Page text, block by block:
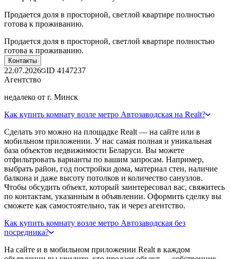
Продается доля в просторной, светлой квартире полностью
готова к проживанию.
Продается доля в просторной, светлой квартире полностью
готова к проживанию.
Контакты
22.07.2026 ID 4147237
Агентство
недалеко от г. Минск
Как купить комнату возле метро Автозаводская на Realt?
Сделать это можно на площадке Realt — на сайте или в
мобильном приложении. У нас самая полная и уникальная
база объектов недвижимости Беларуси. Вы можете
отфильтровать варианты по вашим запросам. Например,
выбрать район, год постройки дома, материал стен, наличие
балкона и даже высоту потолков и количество санузлов.
Чтобы обсудить объект, который заинтересовал вас, свяжитесь
по контактам, указанным в объявлении. Оформить сделку вы
сможете как самостоятельно, так и через агентство.
Как купить комнату возле метро Автозаводская без
посредника?
На сайте и в мобильном приложении Realt в каждом